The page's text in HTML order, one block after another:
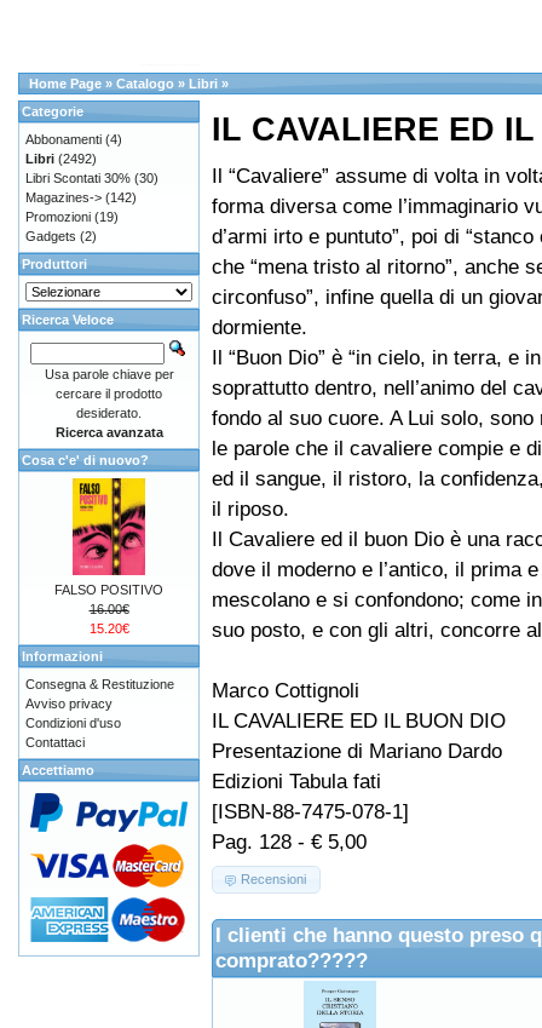
Home Page » Catalogo » Libri »
IL CAVALIERE ED
Il “Cavaliere” assume di volta in
forma diversa come l’immaginario
d’armi irto e puntuto”, poi di “stanco
che “mena tristo al ritorno”, anche
circonfuso”, infine quella di un
dormiente.
Il “Buon Dio” è “in cielo, in terra, e
soprattutto dentro, nell’animo del
fondo al suo cuore. A Lui solo,
le parole che il cavaliere compie e
ed il sangue, il ristoro, la
il riposo.
Il Cavaliere ed il buon Dio è una
dove il moderno e l’antico, il prima
mescolano e si confondono; come
suo posto, e con gli altri, concorre
Marco Cottignoli
IL CAVALIERE ED IL BUON DIO
Presentazione di Mariano Dardo
Edizioni Tabula fati
[ISBN-88-7475-078-1]
Pag. 128 - € 5,00
Recensioni
I clienti che hanno questo preso
comprato?????
Categorie
Abbonamenti (4)
Libri (2492)
Libri Scontati 30% (30)
Magazines-> (142)
Promozioni (19)
Gadgets (2)
Produttori
Ricerca Veloce
Usa parole chiave per
cercare il prodotto
desiderato.
Ricerca avanzata
Cosa c'e' di nuovo?
FALSO POSITIVO
16.00€
15.20€
Informazioni
Consegna & Restituzione
Avviso privacy
Condizioni d'uso
Contattaci
Accettiamo